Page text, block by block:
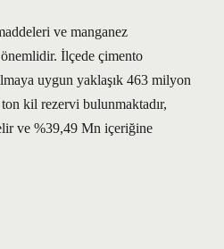
ve manganez
önemlidir. İlçede çimento
uygun yaklaşık 463 milyon
kil rezervi bulunmaktadır,
ve %39,49 Mn içeriğine